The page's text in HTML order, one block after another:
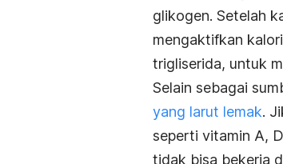
glikogen. Setelah
mengaktifkan
trigliserida, untuk
Selain sebagai
yang larut lemak.
seperti vitamin A,
tidak bisa bekerja